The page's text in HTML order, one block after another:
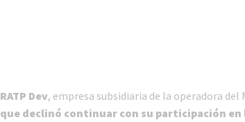
RATP Dev, empresa subsidiaria de la operadora del
que declinó continuar con su participación